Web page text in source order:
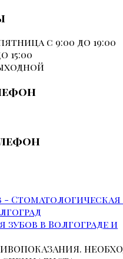
с 9:00 до 19:00
15:00